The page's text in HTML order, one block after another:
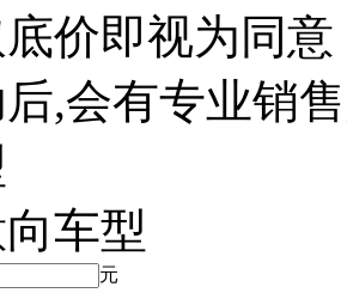
价即视为同意
,会有专业销
车型
元